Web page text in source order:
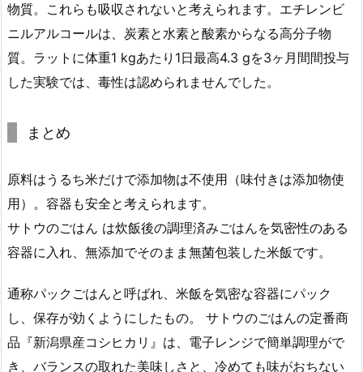
物質。これらも吸収されないと考えられます。エチレンビ
ニルアルコールは、炭素と水素と酸素からなる高分子物
質。ラットに体重1 kgあたり1日最高4.3 gを3ヶ月間間投与
した実験では、毒性は認められませんでした。
まとめ
原料はうるち米だけで添加物は不使用（味付きは添加物使
用）。容器も安全と考えられます。
サトウのごはん は炊飯後の調理済みごはんを気密性のある
容器に入れ、無添加でそのまま無菌包装した米飯です。
通称パックごはんと呼ばれ、米飯を気密な容器にパック
し、保存が効くようにしたもの。 サトウのごはんの定番商
品『新潟県産コシヒカリ』は、電子レンジで簡単調理がで
き、バランスの取れた美味しさと、冷めても味がおちない